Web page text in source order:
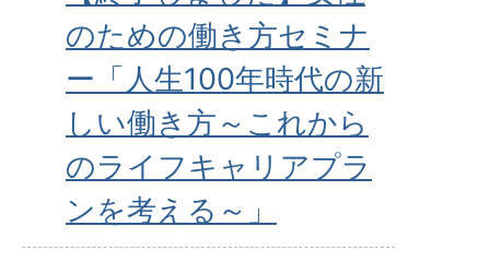
のための働き方セミナ
ー「人生100年時代の新
しい働き方～これから
のライフキャリアプラ
ンを考える～」